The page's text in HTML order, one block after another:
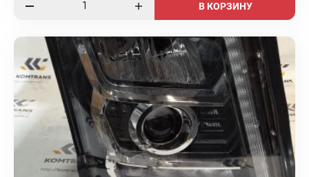
В КОРЗИНУ